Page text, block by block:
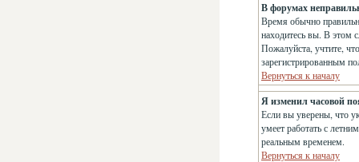
В форумах
Время обычно
находитесь вы. В этом
Пожалуйста, учтите,
зарегистрированным
Вернуться к началу
Я изменил часовой
Если вы уверены, что
умеет работать с
реальным временем.
Вернуться к началу